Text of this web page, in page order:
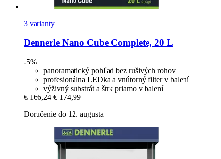
3 varianty
Dennerle Nano Cube Complete, 20 L
-5%
panoramatický pohľad bez rušivých rohov
profesionálna LEDka a vnútorný filter v balení
výživný substrát a štrk priamo v balení
€ 166,24 € 174,99
Doručenie do 12. augusta